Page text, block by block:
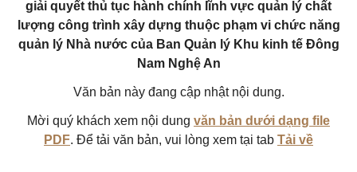
giải quyết thủ tục hành chính lĩnh vực quản lý chất
lượng công trình xây dựng thuộc phạm vi chức năng
quản lý Nhà nước của Ban Quản lý Khu kinh tế Đông
Nam Nghệ An
Văn bản này đang cập nhật nội dung.
Mời quý khách xem nội dung văn bản dưới dạng file
PDF. Để tải văn bản, vui lòng xem tại tab Tải về